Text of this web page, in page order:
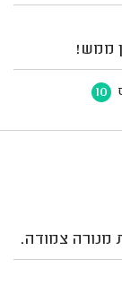
ממש!
10
מנורה צמודה.